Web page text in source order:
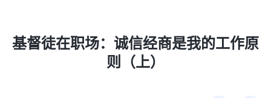
基督徒在职场：诚信经商是我的工作原
则（上）